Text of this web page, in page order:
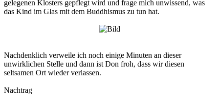
gelegenen Klosters gepflegt wird und frage mich unwissend, was
das Kind im Glas mit dem Buddhismus zu tun hat.
Nachdenklich verweile ich noch einige Minuten an dieser
unwirklichen Stelle und dann ist Don froh, dass wir diesen
seltsamen Ort wieder verlassen.
Nachtrag